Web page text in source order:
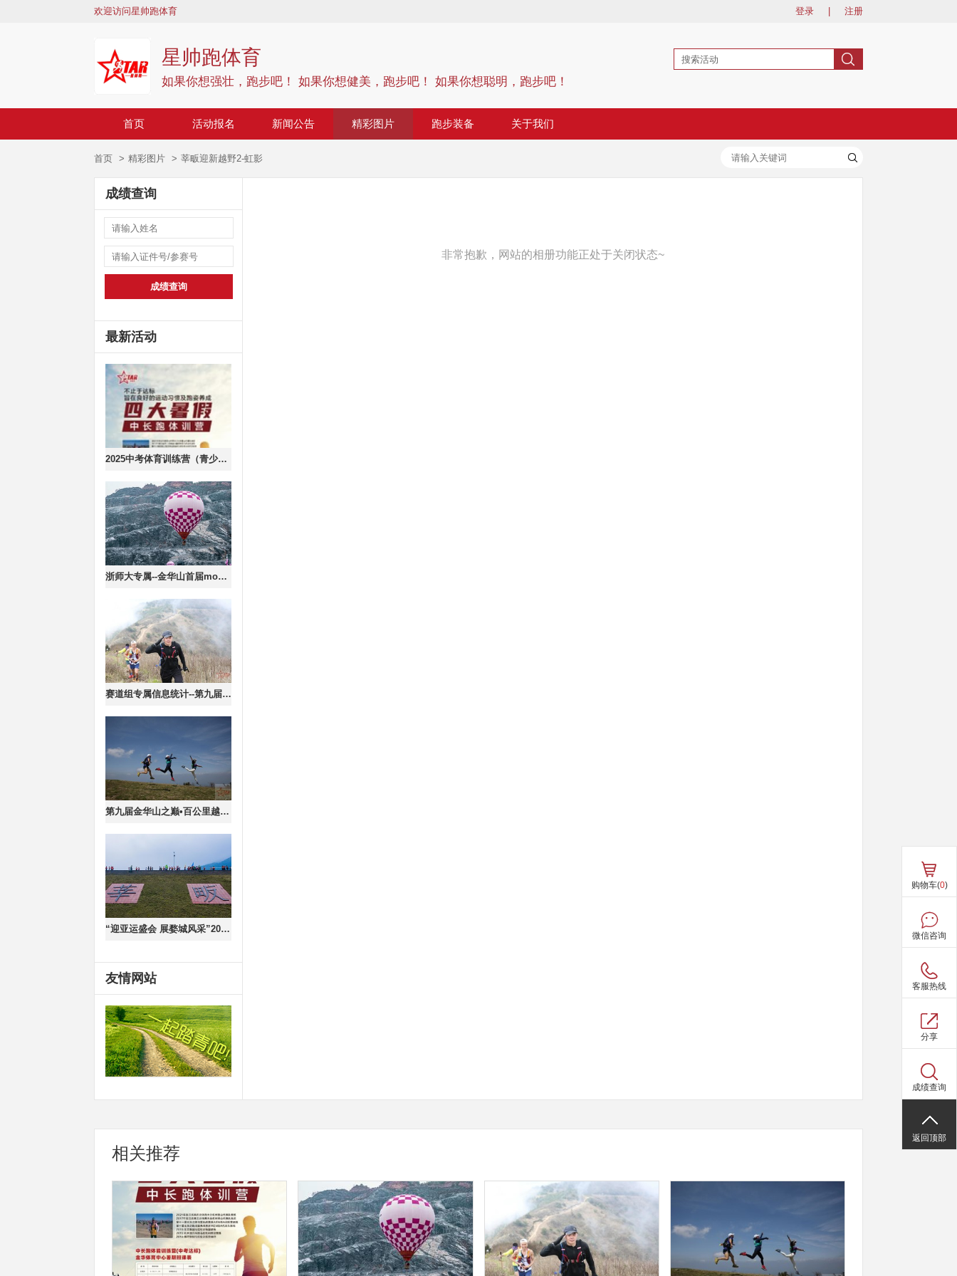
欢迎访问星帅跑体育 登录 注册
星帅跑体育
如果你想强壮，跑步吧！ 如果你想健美，跑步吧！ 如果你想聪明，跑步吧！
首页 活动报名 新闻公告 精彩图片 跑步装备 关于我们
首页 精彩图片 莘畈迎新越野2-虹影
成绩查询
成绩查询
最新活动
2025中考体育训练营（青少年体育训练营）招生啦
浙师大专属--金华山首届mountain walk嘉年华
赛道组专属信息统计--第九届金华山之巅·百公里越野挑战赛
第九届金华山之巅•百公里越野挑战赛暨金华山首届mountain walk嘉年华
“迎亚运盛会 展婺城风采”2023金华市婺城区迎亚运万人毅行大赛（莘畈站）
友情网站
非常抱歉，网站的相册功能正处于关闭状态~
相关推荐
购物车(0)
微信咨询
客服热线
分享
成绩查询
返回顶部